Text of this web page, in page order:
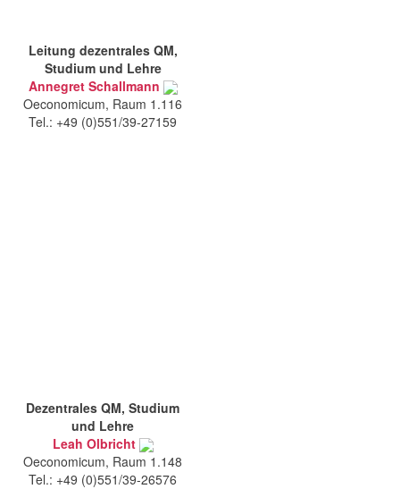
Leitung dezentrales QM,
Studium und Lehre
Annegret Schallmann
Oeconomicum, Raum 1.116
Tel.: +49 (0)551/39-27159
Dezentrales QM, Studium
und Lehre
Leah Olbricht
Oeconomicum, Raum 1.148
Tel.: +49 (0)551/39-26576